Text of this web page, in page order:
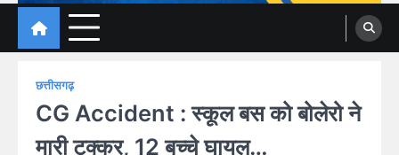
छत्तीसगढ़
CG Accident : स्कूल बस को बोलेरो ने
मारी टक्कर, 12 बच्चे घायल…